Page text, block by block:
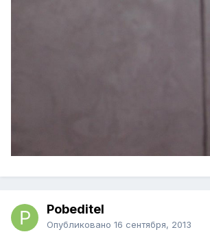
Pobeditel
Опубликовано 16 сентября, 2013